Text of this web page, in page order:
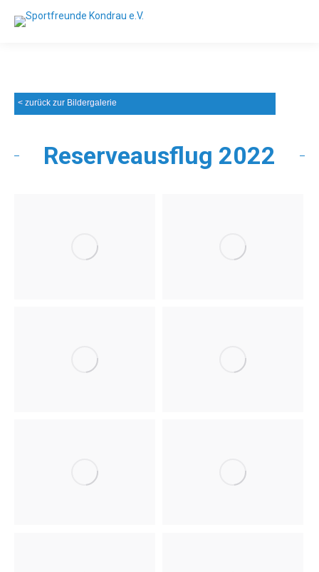
< zurück zur Bildergalerie
Reserveausflug 2022